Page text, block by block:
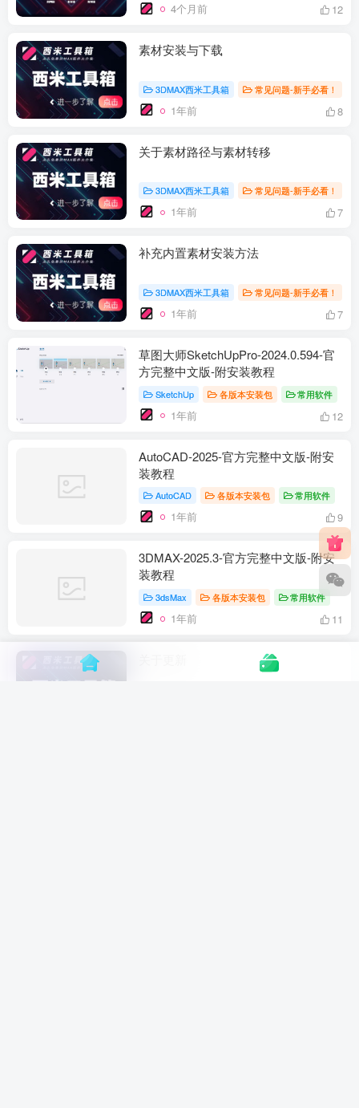
4个月前 12
素材安装与下载
3DMAX西米工具箱 常见问题-新手必看！
1年前 8
关于素材路径与素材转移
3DMAX西米工具箱 常见问题-新手必看！
1年前 7
补充内置素材安装方法
3DMAX西米工具箱 常见问题-新手必看！
1年前 7
草图大师SketchUpPro-2024.0.594-官
方完整中文版-附安装教程
SketchUp 各版本安装包 常用软件
1年前 12
AutoCAD-2025-官方完整中文版-附安
装教程
AutoCAD 各版本安装包 常用软件
1年前 9
3DMAX-2025.3-官方完整中文版-附安
装教程
3dsMax 各版本安装包 常用软件
1年前 11